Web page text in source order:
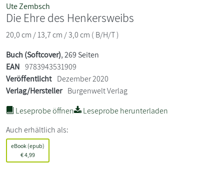
Ute Zembsch
Die Ehre des Henkersweibs
20,0 cm / 13,7 cm / 3,0 cm ( B/H/T )
Buch (Softcover), 269 Seiten
EAN 9783943531909
Veröffentlicht Dezember 2020
Verlag/Hersteller Burgenwelt Verlag
Leseprobe öffnen
Leseprobe herunterladen
Auch erhältlich als:
eBook (epub)
€4,99